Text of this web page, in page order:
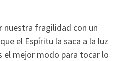
nuestra fragilidad con un
el Espíritu la saca a la luz
el mejor modo para tocar lo